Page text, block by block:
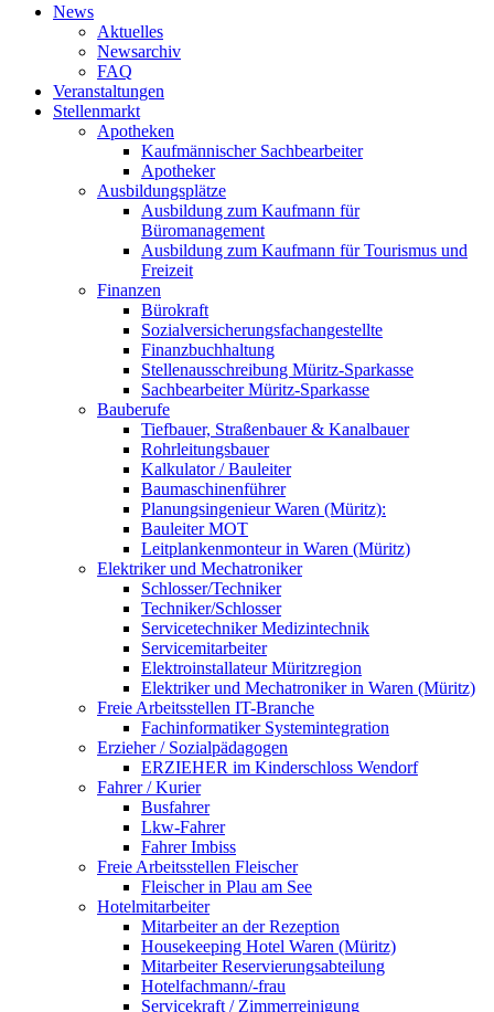
News
Aktuelles
Newsarchiv
FAQ
Veranstaltungen
Stellenmarkt
Apotheken
Kaufmännischer Sachbearbeiter
Apotheker
Ausbildungsplätze
Ausbildung zum Kaufmann für
Büromanagement
Ausbildung zum Kaufmann für Tourismus und
Freizeit
Finanzen
Bürokraft
Sozialversicherungsfachangestellte
Finanzbuchhaltung
Stellenausschreibung Müritz-Sparkasse
Sachbearbeiter Müritz-Sparkasse
Bauberufe
Tiefbauer, Straßenbauer & Kanalbauer
Rohrleitungsbauer
Kalkulator / Bauleiter
Baumaschinenführer
Planungsingenieur Waren (Müritz):
Bauleiter MOT
Leitplankenmonteur in Waren (Müritz)
Elektriker und Mechatroniker
Schlosser/Techniker
Techniker/Schlosser
Servicetechniker Medizintechnik
Servicemitarbeiter
Elektroinstallateur Müritzregion
Elektriker und Mechatroniker in Waren (Müritz)
Freie Arbeitsstellen IT-Branche
Fachinformatiker Systemintegration
Erzieher / Sozialpädagogen
ERZIEHER im Kinderschloss Wendorf
Fahrer / Kurier
Busfahrer
Lkw-Fahrer
Fahrer Imbiss
Freie Arbeitsstellen Fleischer
Fleischer in Plau am See
Hotelmitarbeiter
Mitarbeiter an der Rezeption
Housekeeping Hotel Waren (Müritz)
Mitarbeiter Reservierungsabteilung
Hotelfachmann/-frau
Servicekraft / Zimmerreinigung